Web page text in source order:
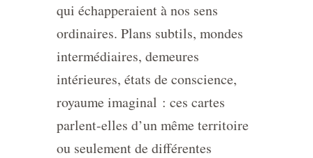
qui échapperaient à nos sens
ordinaires. Plans subtils, mondes
intermédiaires, demeures
intérieures, états de conscience,
royaume imaginal : ces cartes
parlent-elles d’un même territoire
ou seulement de différentes